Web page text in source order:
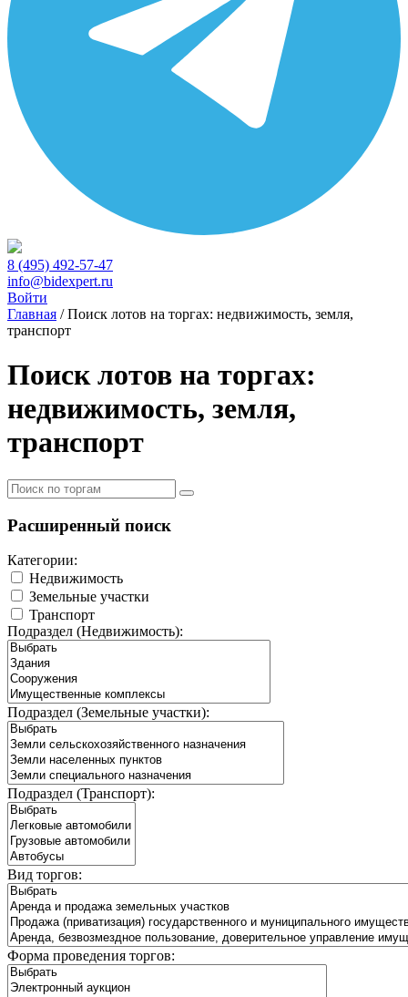
8 (495) 492-57-47
info@bidexpert.ru
Войти
Главная /Поиск лотов на торгах: недвижимость, земля,
транспорт
Поиск лотов на торгах:
недвижимость, земля,
транспорт
Расширенный поиск
Категории:
Недвижимость
Земельные участки
Транспорт
Подраздел (Недвижимость):
Подраздел (Земельные участки):
Подраздел (Транспорт):
Вид торгов:
Форма проведения торгов: